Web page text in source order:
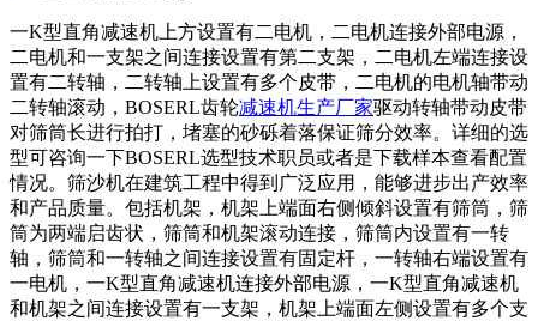
一K型直角减速机 上方设置有二电机，二电机连接外部电源，
二电机和一支架之间连接设置有第二支架，二电机左端连接设
置有二转轴，二转轴上设置有多个皮带，二电机的电机轴带动
二转轴滚动，BOSERL齿轮减速机生产厂家驱动转轴带动皮带
对筛筒长进行拍打，堵塞的砂砾着落保证筛分效率。详细的选
型可咨询一下BOSERL选型技术职员或者是下载样本查看配置
情况。筛沙机在建筑工程中得到广泛应用，能够进步出产效率
和产品质量。包括机架，机架上端面右侧倾斜设置有筛筒，筛
筒为两端启齿状，筛筒和机架滚动连接，筛筒内设置有一转
轴，筛筒和一转轴之间连接设置有固定杆，一转轴右端设置有
一电机，一K型直角减速机连接外部电源，一K型直角减速机
和机架之间连接设置有一支架，机架上端面左侧设置有多个支